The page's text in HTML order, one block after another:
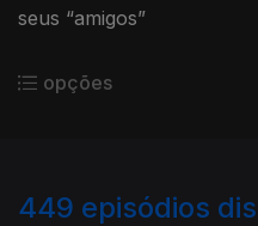
seus “amigos”
opções
449 episódios